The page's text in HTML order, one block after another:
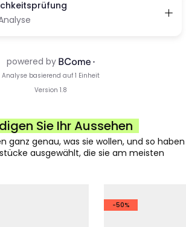
Sie Ihr Aussehen
ganz genau, was sie wollen, und so haben
ausgewählt, die sie am meisten
-50%